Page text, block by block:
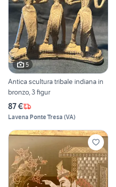
5
Antica scultura tribale indiana in
bronzo, 3 figur
87 €
Lavena Ponte Tresa (VA)